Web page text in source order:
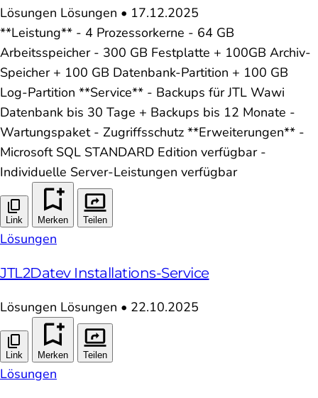
Lösungen Lösungen • 17.12.2025
**Leistung** - 4 Prozessorkerne - 64 GB
Arbeitsspeicher - 300 GB Festplatte + 100GB Archiv-
Speicher + 100 GB Datenbank-Partition + 100 GB
Log-Partition **Service** - Backups für JTL Wawi
Datenbank bis 30 Tage + Backups bis 12 Monate -
Wartungspaket - Zugriffsschutz **Erweiterungen** -
Microsoft SQL STANDARD Edition verfügbar -
Individuelle Server-Leistungen verfügbar
Link Merken Teilen
Lösungen
JTL2Datev Installations-Service
Lösungen Lösungen • 22.10.2025
Link Merken Teilen
Lösungen